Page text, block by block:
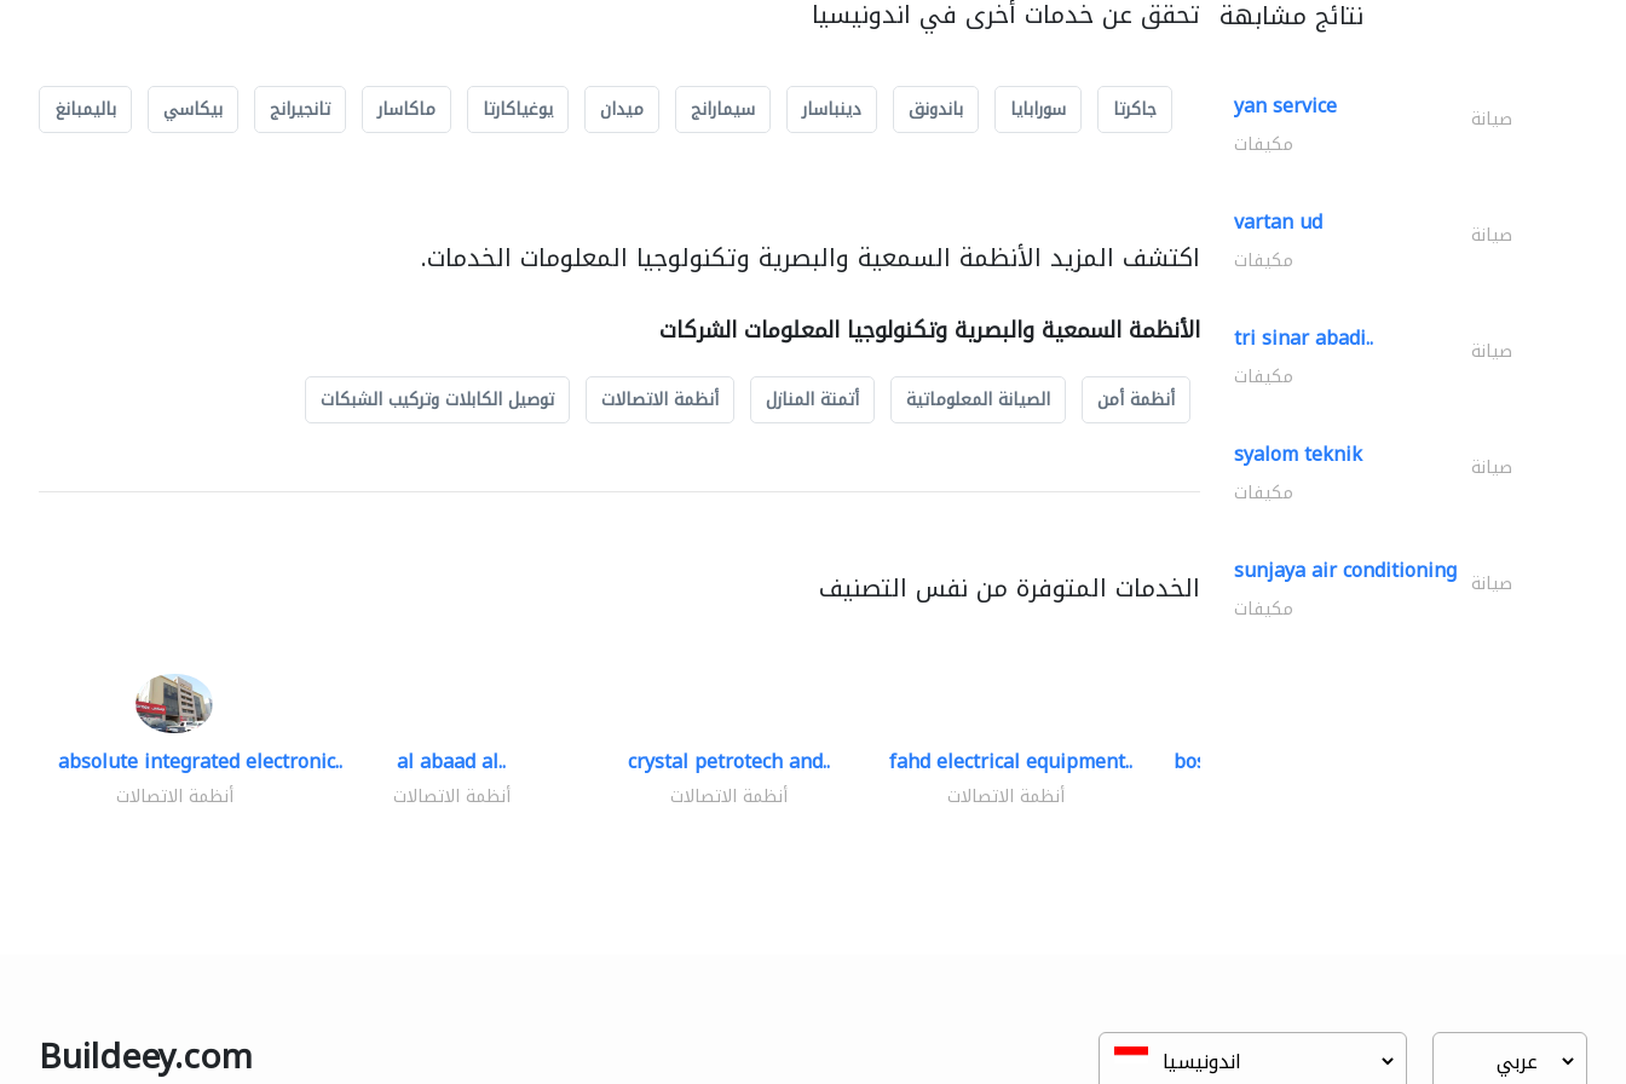
تحقق عن خدمات أخرى في اندونيسيا
جاكرتا سورابايا باندونق دينباسار سيمارانج ميدان يوغياكارتا ماكاسار تانجيرانج بيكاسي باليمبانغ
اكتشف المزيد الأنظمة السمعية والبصرية وتكنولوجيا المعلومات الخدمات.
الأنظمة السمعية والبصرية وتكنولوجيا المعلومات الشركات
أنظمة أمن الصيانة المعلوماتية أتمتة المنازل أنظمة الاتصالات توصيل الكابلات وتركيب الشبكات
الخدمات المتوفرة من نفس التصنيف
absolute integrated electronic..
أنظمة الاتصالات
al abaad al..
أنظمة الاتصالات
crystal petrotech and..
أنظمة الاتصالات
fahd electrical equipment..
أنظمة الاتصالات
bosch security systems..
نتائج مشابهة
yan service صيانة
مكيفات
vartan ud صيانة
مكيفات
tri sinar abadi.. صيانة
مكيفات
syalom teknik صيانة
مكيفات
sunjaya air conditioning صيانة
مكيفات
Buildeey.com